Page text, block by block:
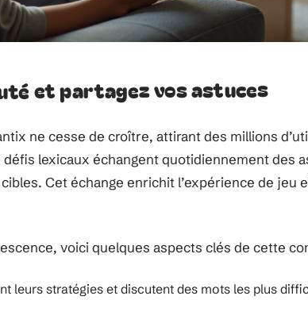
et partagez vos astuces
ne cesse de croître, attirant des millions
lexicaux échangent quotidiennement des
Cet échange enrichit l’expérience de jeu
voici quelques aspects clés de cette
leurs stratégies et discutent des mots les plus